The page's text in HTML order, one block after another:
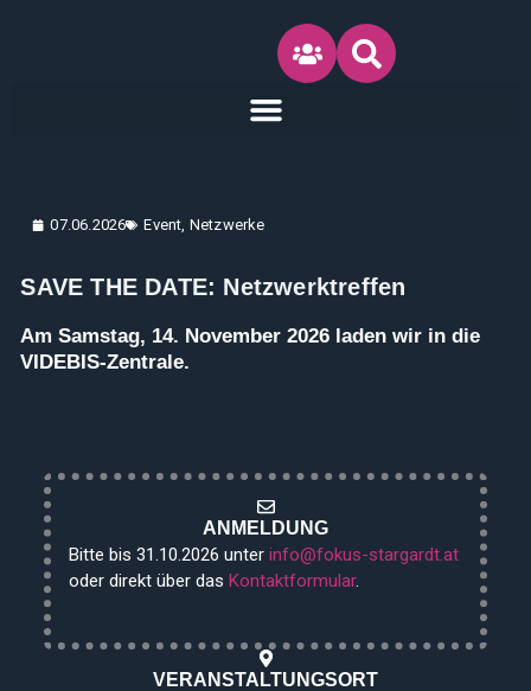
07.06.2026 Event Netzwerke
SAVE THE DATE: Netzwerktreffen
Am Samstag, 14. November 2026 laden wir in die
VIDEBIS-Zentrale.
ANMELDUNG
Bitte bis 31.10.2026 unterinfo@fokus-stargardt.at
oder direkt über dasKontaktformular.​
VERANSTALTUNGSORT